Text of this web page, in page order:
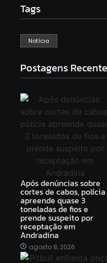
Tags
Notícia
Postagens
Após denúncias sobre
cortes de cabos, polícia
apreende quase 3
toneladas de fios e
prende suspeito por
receptação em
Andradina
agosto 8, 2026